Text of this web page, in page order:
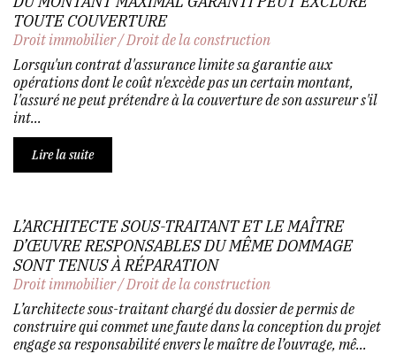
TOUTE COUVERTURE
Droit immobilier/Droit de la construction
Lorsqu'un contrat d'assurance limite sa garantie aux
opérations dont le coût n'excède pas un certain montant,
l'assuré ne peut prétendre à la couverture de son assureur s'il
int...
Lire la suite
L’ARCHITECTE SOUS-TRAITANT ET LE MAÎTRE
D’ŒUVRE RESPONSABLES DU MÊME DOMMAGE
SONT TENUS À RÉPARATION
Droit immobilier/Droit de la construction
L’architecte sous-traitant chargé du dossier de permis de
construire qui commet une faute dans la conception du projet
engage sa responsabilité envers le maître de l’ouvrage, mê...